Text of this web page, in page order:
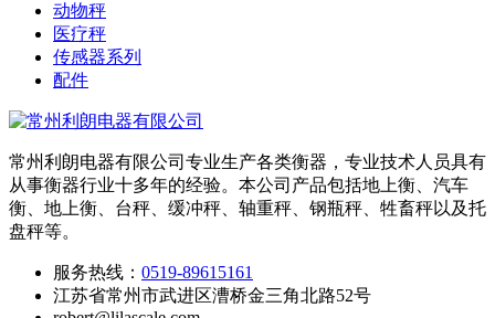
动物秤
医疗秤
传感器系列
配件
常州利朗电器有限公司专业生产各类衡器，专业技术人员具有
从事衡器行业十多年的经验。本公司产品包括地上衡、汽车
衡、地上衡、台秤、缓冲秤、轴重秤、钢瓶秤、牲畜秤以及托
盘秤等。
服务热线： 0519-89615161
江苏省常州市武进区漕桥金三角北路52号